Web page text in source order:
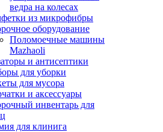
ведра на колесах
из микрофибры
оборудование
Поломоечные машины
Mazhaoli
и антисептики
для уборки
для мусора
и аксессуары
инвентарь для
для клинига